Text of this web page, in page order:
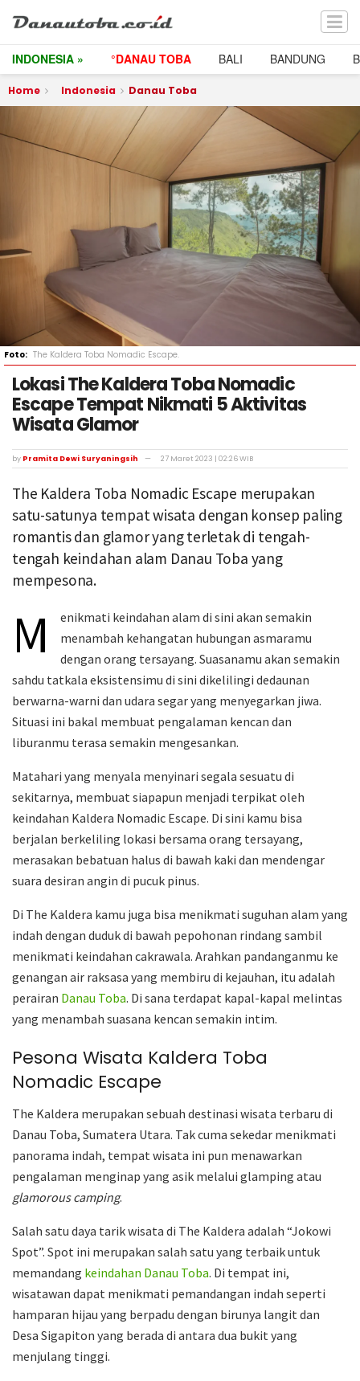
INDONESIA » °DANAU TOBA BALI BANDUNG
Home Indonesia Danau Toba
The Kaldera Toba Nomadic Escape.
Lokasi The Kaldera Toba Nomadic
Escape Tempat Nikmati 5 Aktivitas
Wisata Glamor
by Pramita Dewi Suryaningsih 27 Maret 2023 | 02:26 WIB
The Kaldera Toba Nomadic Escape merupakan
satu-satunya tempat wisata dengan konsep paling
romantis dan glamor yang terletak di tengah-
tengah keindahan alam Danau Toba yang
mempesona.
M
enikmati keindahan alam di sini akan semakin
menambah kehangatan hubungan asmaramu
dengan orang tersayang. Suasanamu akan semakin
sahdu tatkala eksistensimu di sini dikelilingi dedaunan
berwarna-warni dan udara segar yang menyegarkan jiwa.
Situasi ini bakal membuat pengalaman kencan dan
liburanmu terasa semakin mengesankan.
Matahari yang menyala menyinari segala sesuatu di
sekitarnya, membuat siapapun menjadi terpikat oleh
keindahan Kaldera Nomadic Escape. Di sini kamu bisa
berjalan berkeliling lokasi bersama orang tersayang,
merasakan bebatuan halus di bawah kaki dan mendengar
suara desiran angin di pucuk pinus.
Di The Kaldera kamu juga bisa menikmati suguhan alam yang
indah dengan duduk di bawah pepohonan rindang sambil
menikmati keindahan cakrawala. Arahkan pandanganmu ke
genangan air raksasa yang membiru di kejauhan, itu adalah
perairan Danau Toba. Di sana terdapat kapal-kapal melintas
yang menambah suasana kencan semakin intim.
Pesona Wisata Kaldera Toba
Nomadic Escape
The Kaldera merupakan sebuah destinasi wisata terbaru di
Danau Toba, Sumatera Utara. Tak cuma sekedar menikmati
panorama indah, tempat wisata ini pun menawarkan
pengalaman menginap yang asik melalui glamping atau
glamorous camping.
Salah satu daya tarik wisata di The Kaldera adalah “Jokowi
Spot”. Spot ini merupakan salah satu yang terbaik untuk
memandang keindahan Danau Toba. Di tempat ini,
wisatawan dapat menikmati pemandangan indah seperti
hamparan hijau yang berpadu dengan birunya langit dan
Desa Sigapiton yang berada di antara dua bukit yang
menjulang tinggi.